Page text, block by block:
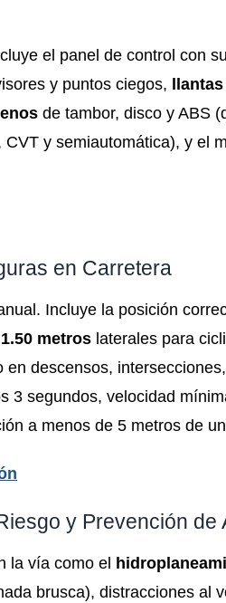
el panel de control con
y puntos ciegos, llantas
de tambor, disco y ABS
y semiautomática), y el
en Carretera
Incluye la posición
1.50 metros laterales para
descensos, intersecciones,
3 segundos, velocidad
a menos de 5 metros de
y Prevención de
la vía como el
brusca), distracciones al